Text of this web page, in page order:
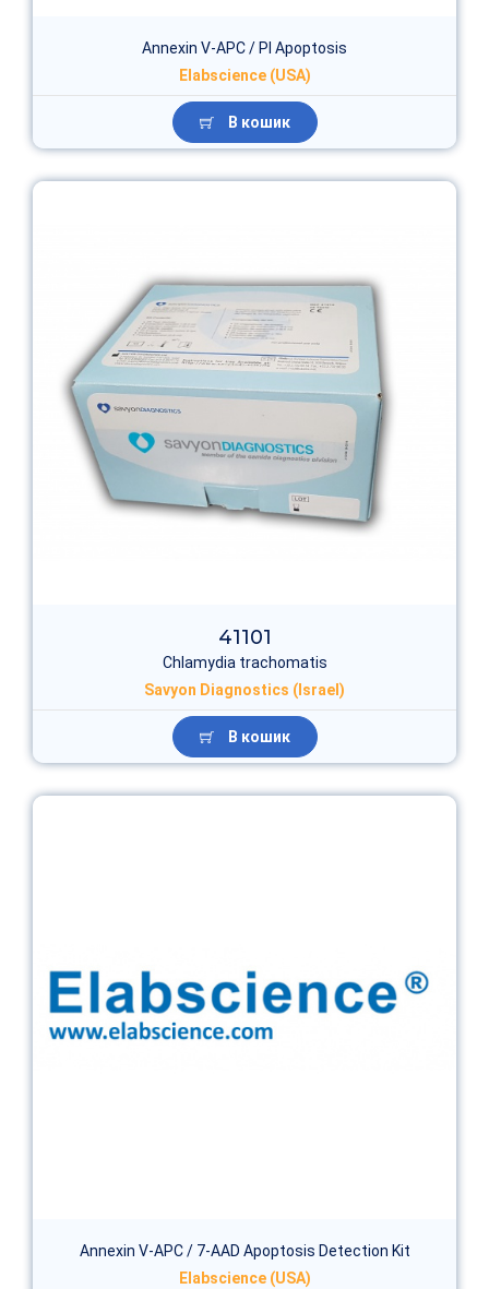
Annexin V-APC / PI Apoptosis
Elabscience (USA)
В кошик
41101
Chlamydia trachomatis
Savyon Diagnostics (Israel)
В кошик
Annexin V-APC / 7-AAD Apoptosis Detection Kit
Elabscience (USA)